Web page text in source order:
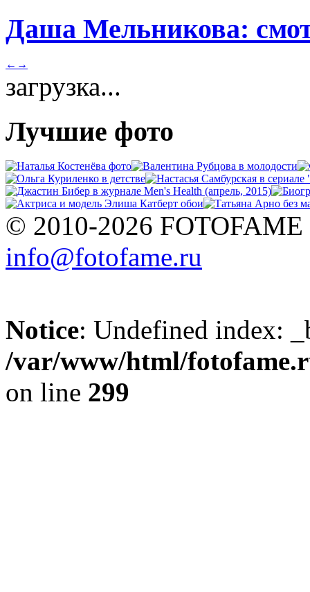
Даша Мельникова:
← →
загрузка...
Лучшие фото
© 2010-2026 FOTOFAME
info@fotofame.ru
Notice: Undefined index:
/var/www/html/
on line 299